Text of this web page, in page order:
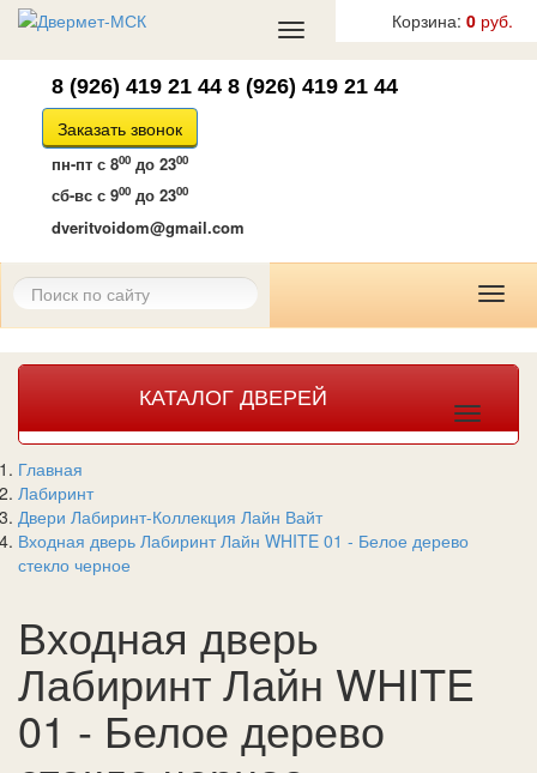
Корзина: 0 руб.
Toggle
navigation
8 (926) 419 21 44 8 (926) 419 21 44
Заказать звонок
пн-пт с 800 до 2300
сб-вс с 900 до 2300
dveritvoidom@gmail.com
КАТАЛОГ ДВЕРЕЙ
Toggle
Главная
Лабиринт
Двери Лабиринт-Коллекция Лайн Вайт
Входная дверь Лабиринт Лайн WHITE 01 - Белое дерево
стекло черное
Входная дверь
Лабиринт Лайн WHITE
01 - Белое дерево